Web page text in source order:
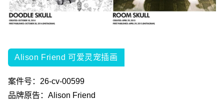
Alison Friend 可爱灵宠插画
案件号： 26-cv-00599
品牌原告： Alison Friend